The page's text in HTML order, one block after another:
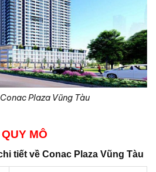
Plaza Vũng Tàu
QUY MÔ
tiết về Conac Plaza Vũng Tàu